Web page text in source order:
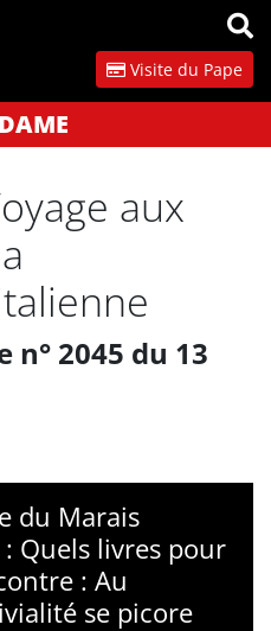
Visite du Pape
aux
n° 2045 du 13
du Marais
Quels livres pour
: Au
se picore